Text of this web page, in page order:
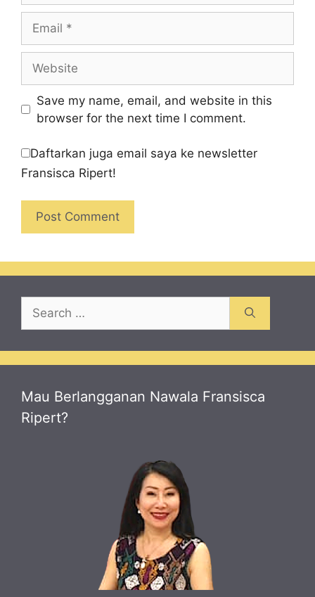
Save my name, email, and website in this
browser for the next time I comment.
Daftarkan juga email saya ke newsletter
Fransisca Ripert!
for:
Mau Berlangganan Nawala Fransisca
Ripert?